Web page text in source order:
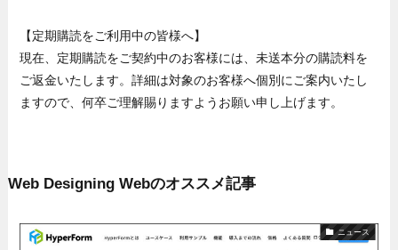
【定期購読をご利用中の皆様へ】
現在、定期購読をご契約中のお客様には、未送本分の購読料を
ご返金いたします。詳細は対象のお客様へ個別にご案内いたし
ますので、何卒ご理解賜りますようお願い申し上げます。
Web Designing Webのオススメ記事
ニュース